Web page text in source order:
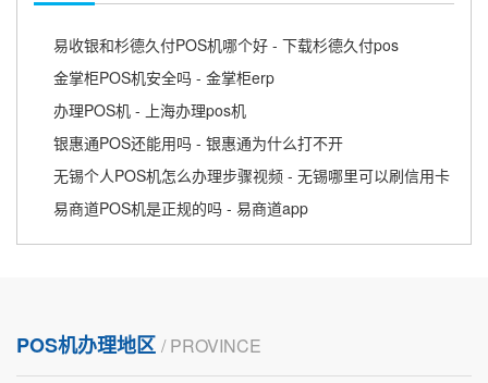
易收银和杉德久付POS机哪个好 - 下载杉德久付pos
金掌柜POS机安全吗 - 金掌柜erp
办理POS机 - 上海办理pos机
银惠通POS还能用吗 - 银惠通为什么打不开
无锡个人POS机怎么办理步骤视频 - 无锡哪里可以刷信用卡
易商道POS机是正规的吗 - 易商道app
POS机办理地区 / PROVINCE